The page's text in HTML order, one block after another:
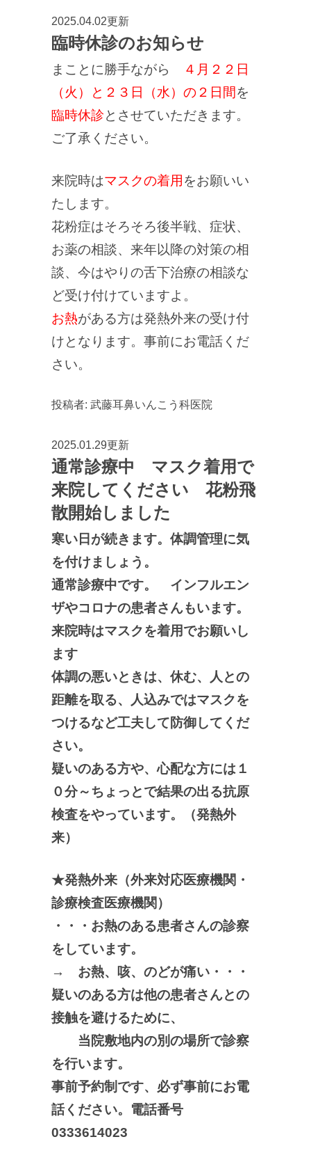
2025.04.02更新
臨時休診のお知らせ
まことに勝手ながら
４月２２日
（火）と２３日（水）の２日間を
臨時休診とさせていただきます。
ご了承ください。
来院時はマスクの着用 をお願いい
たします。
花粉症はそろそろ後半戦、症状、
お薬の相談、来年以降の対策の相
談、今はやりの舌下治療の相談な
ど受け付けていますよ。
お熱がある方は発熱外来の受け付
けとなります。事前にお電話くだ
さい。
投稿者: 武藤耳鼻いんこう科医院
2025.01.29更新
通常診療中 マスク着用で
来院してください 花粉飛
散開始しました
寒い日が続きます。体調管理に気
を付けましょう。
通常診療中です。 インフルエン
ザやコロナの患者さんもいます。
来院時はマスクを着用でお願いし
ます
体調の悪いときは、休む、人との
距離を取る、人込みではマスクを
つけるなど工夫して防御してくだ
さい。
疑いのある方や、心配な方には１
０分～ちょっとで結果の出る抗原
検査をやっています。（発熱外
来）
★発熱外来（外来対応医療機関・
診療検査医療機関）
・・・お熱のある患者さんの診察
をしています。
→ お熱、咳、のどが痛い・・・
疑いのある方は他の患者さんとの
接触を避けるために、
当院敷地内の別の場所で診察
を行います。
事前予約制です、必ず事前にお電
話ください。電話番号
0333614023